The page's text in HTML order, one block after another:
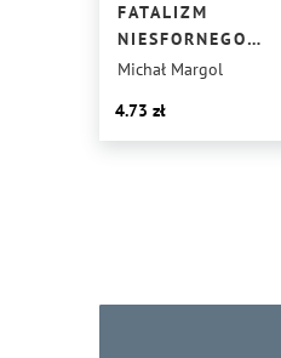
FATALIZM
NIESFORNEGO
CZASU
Michał Margol
4.73